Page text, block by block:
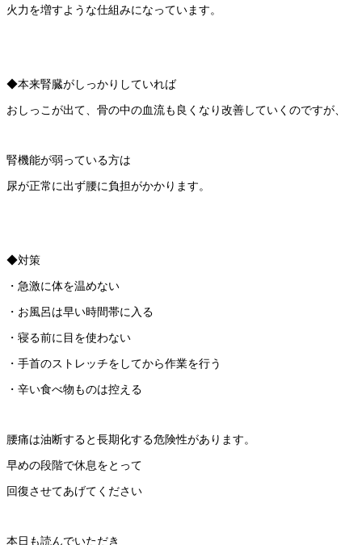
火力を増すような仕組みになっています。
◆本来腎臓がしっかりしていれば
おしっこが出て、骨の中の血流も良くなり改善していくのですが、
腎機能が弱っている方は
尿が正常に出ず腰に負担がかかります。
◆対策
・急激に体を温めない
・お風呂は早い時間帯に入る
・寝る前に目を使わない
・手首のストレッチをしてから作業を行う
・辛い食べ物ものは控える
腰痛は油断すると長期化する危険性があります。
早めの段階で休息をとって
回復させてあげてください
本日も読んでいただき